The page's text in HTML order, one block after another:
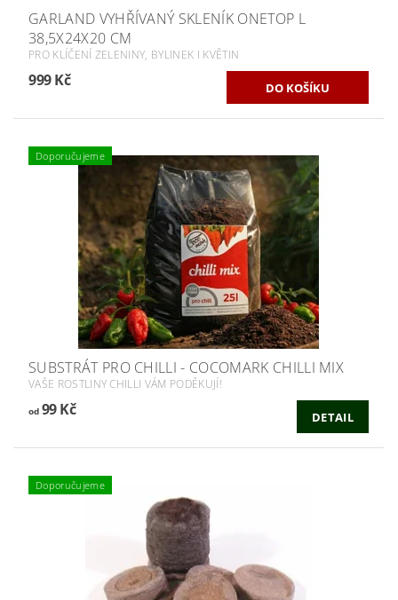
GARLAND VYHŘÍVANÝ SKLENÍK ONETOP L
38,5X24X20 CM
PRO KLÍČENÍ ZELENINY, BYLINEK I KVĚTIN
999 Kč
Doporučujeme
SUBSTRÁT PRO CHILLI - COCOMARK CHILLI MIX
VAŠE ROSTLINY CHILLI VÁM PODĚKUJÍ!
od99 Kč DETAIL
Doporučujeme